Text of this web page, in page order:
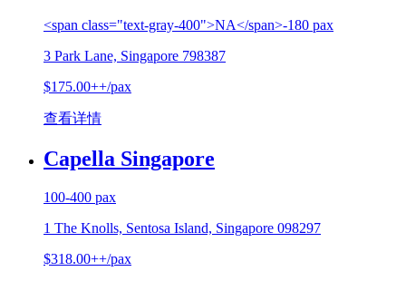
<span class="text-gray-400">NA</span>-180 pax
3 Park Lane, Singapore 798387
$175.00++/pax
查看详情
Capella Singapore
100-400 pax
1 The Knolls, Sentosa Island, Singapore 098297
$318.00++/pax